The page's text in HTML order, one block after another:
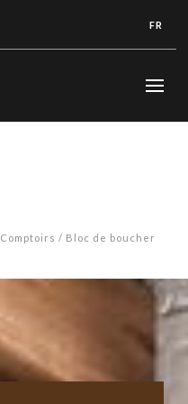
FR
Comptoirs Bloc de boucher